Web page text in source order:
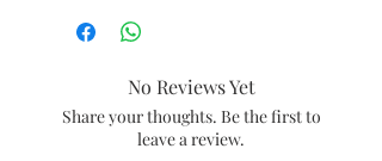
店】
6/ 送貨訂單：本店只提供營業時間內送
貨。運費請參考常見問題。
7/ 營業時間：請參考本網站
作，不設退換。
No Reviews Yet
Share your thoughts. Be the first to
leave a review.